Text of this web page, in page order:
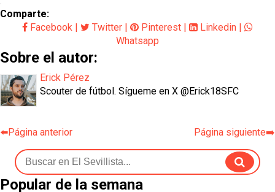
Comparte:
Facebook
Twitter Pinterest Linkedin
Whatsapp
Sobre el autor:
Erick Pérez
Scouter de fútbol. Sígueme en X @Erick18SFC
⬅️Página anterior Página siguiente➡️
Popular de la semana